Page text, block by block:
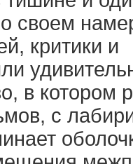
своем
критики и
в котором
с